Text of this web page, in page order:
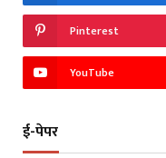
Pinterest
YouTube
ई-पेपर